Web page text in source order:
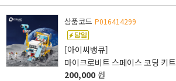
상품코드 P016414299
[아이씨뱅큐]
마이크로비트 스페이스 코딩 키트
200,000 원